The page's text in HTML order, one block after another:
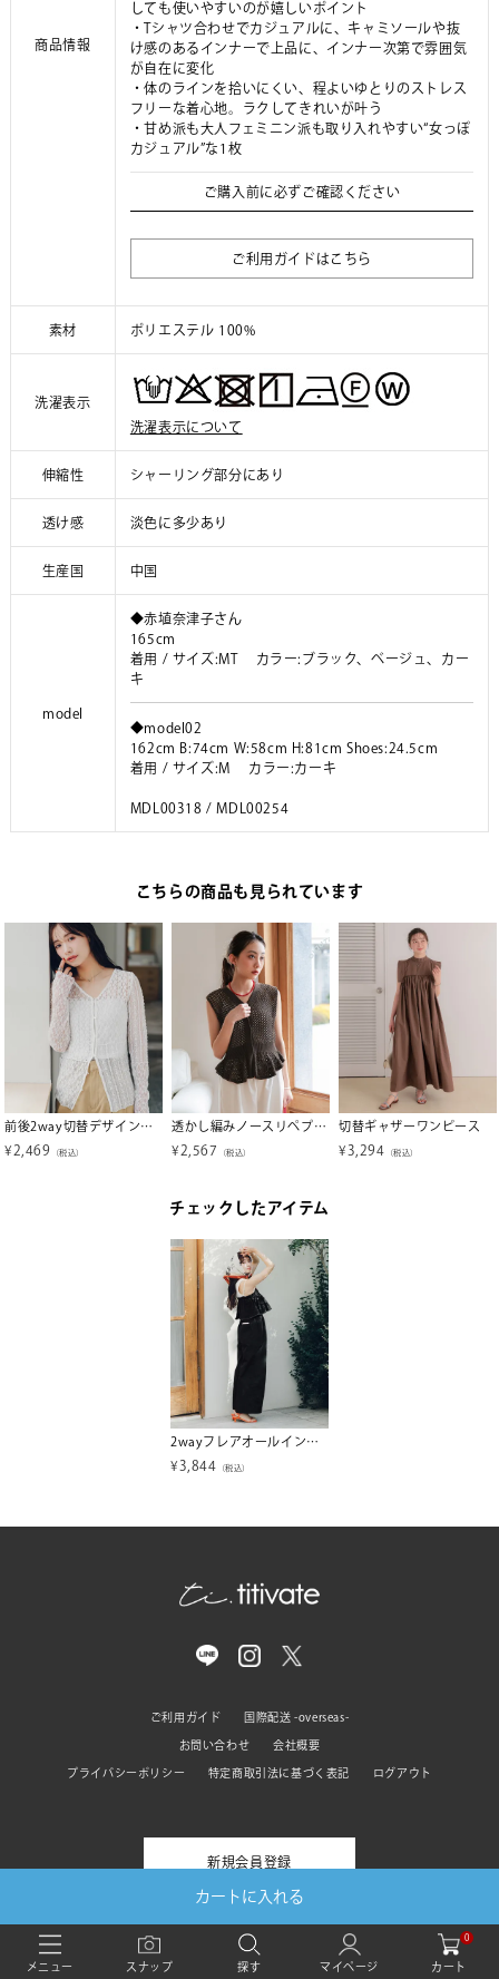
カートに入れる
メニュー スナップ 探す マイページ カート
0
商品情報
しても使いやすいのが嬉しいポイント
・Tシャツ合わせでカジュアルに、キャミソールや抜
け感のあるインナーで上品に、インナー次第で雰囲気
が自在に変化
・体のラインを拾いにくい、程よいゆとりのストレス
フリーな着心地。ラクしてきれいが叶う
・甘め派も大人フェミニン派も取り入れやすい“女っぽ
カジュアル”な1枚
ご購入前に必ずご確認ください
ご利用ガイドはこちら
素材 ポリエステル 100%
洗濯表示
洗濯表示について
伸縮性 シャーリング部分にあり
透け感 淡色に多少あり
生産国 中国
model
◆赤埴奈津子さん
165cm
着用 / サイズ:MT カラー:ブラック、ベージュ、カー
キ
◆model02
162cm B:74cm W:58cm H:81cm Shoes:24.5cm
着用 / サイズ:M カラー:カーキ
MDL00318 / MDL00254
こちらの商品も見られています
前後2way切替デザインレーストップス
¥ 2,469 （税込）
透かし編みノースリペプラムニット【miette ミエット】【メール便可／100】
¥ 2,567 （税込）
切替ギャザーワンピース
¥ 3,294 （税込）
チェックしたアイテム
2wayフレアオールインワン
¥ 3,844 （税込）
ご利用ガイド 国際配送 -overseas-
お問い合わせ 会社概要
プライバシーポリシー 特定商取引法に基づく表記 ログアウト
新規会員登録
© titivate All rights reserved